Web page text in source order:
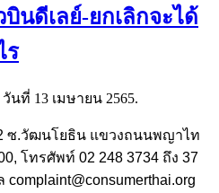
บินดีเลย์-ยกเลิกจะได้
ร
วันที่ 13 เมษายน 2565.
ซ.วัฒนโยธิน แขวงถนนพญาไท
โทรศัพท์ 02 248 3734 ถึง 37
complaint@consumerthai.org